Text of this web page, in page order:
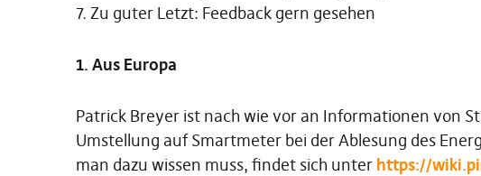
7. Zu guter Letzt: Feedback gern gesehen
1. Aus Europa
Patrick Breyer ist nach wie vor an Informationen von
Umstellung auf Smartmeter bei der Ablesung des
man dazu wissen muss, findet sich unter https://